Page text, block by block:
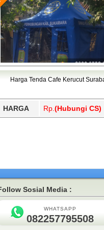
Harga Tenda Cafe Kerucut
HARGA Rp. (Hubungi CS)
Sosial Media :
WHATSAPP
082257795508